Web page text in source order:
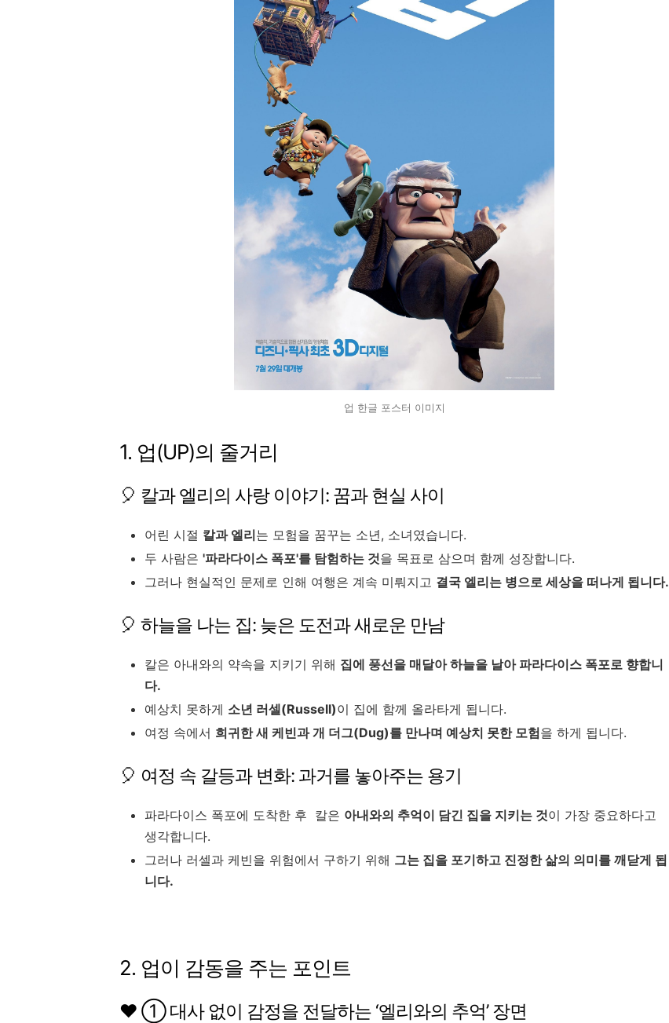
업 한글 포스터 이미지
1. 업(UP)의 줄거리
🎈 칼과 엘리의 사랑 이야기: 꿈과 현실 사이
어린 시절 칼과 엘리는 모험을 꿈꾸는 소년, 소녀였습니다.
두 사람은 '파라다이스 폭포'를 탐험하는 것을 목표로 삼으며 함께 성장합니다.
그러나 현실적인 문제로 인해 여행은 계속 미뤄지고 결국 엘리는 병으로 세상을 떠나게 됩니다.
🎈 하늘을 나는 집: 늦은 도전과 새로운 만남
칼은 아내와의 약속을 지키기 위해 집에 풍선을 매달아 하늘을 날아 파라다이스 폭포로 향합니
다.
예상치 못하게 소년 러셀(Russell)이 집에 함께 올라타게 됩니다.
여정 속에서 희귀한 새 케빈과 개 더그(Dug)를 만나며 예상치 못한 모험을 하게 됩니다.
🎈 여정 속 갈등과 변화: 과거를 놓아주는 용기
파라다이스 폭포에 도착한 후 칼은 아내와의 추억이 담긴 집을 지키는 것이 가장 중요하다고
생각합니다.
그러나 러셀과 케빈을 위험에서 구하기 위해 그는 집을 포기하고 진정한 삶의 의미를 깨닫게 됩
니다.
2. 업이 감동을 주는 포인트
❤️ ① 대사 없이 감정을 전달하는 ‘엘리와의 추억’ 장면